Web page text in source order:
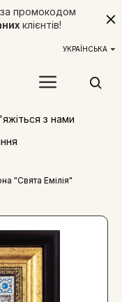
промокодом
клієнтів!
УКРАЇНСЬКА
з нами
"Свята Емілія"